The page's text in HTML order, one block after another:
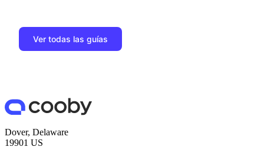
Ver todas las guías
Dover, Delaware
19901 US